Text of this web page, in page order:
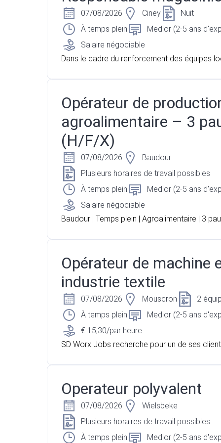
07/08/2026 Ciney
Nuit
À temps plein
Medior (2-5 ans
Salaire négociable
Dans le cadre du renforcement des équipes
un Chef d'Équipe Préparation de Commandes
ment des commandes avant leur expédition.
mpagnez une équipe d'environ 5 préparateurs
andes afin de garantir la qualité des
pect des délais.
Opérateur de
agroalimentaire – 3
(H/F/X)
07/08/2026
Baudour
Plusieurs horaires de travail possibles
À temps plein
Medior (2-5 ans
Salaire négociable
Baudour | Temps plein | Agroalimentaire | 3
ence en production agroalimentaire, en
cherchez un poste technique où vous pouvez
produit depuis sa réception jusqu'à sa
Pour l'un de nos partenaires, acteur majeur du
tier et agroalimentaire situé à Baudour, nous
s un opérateur de production pour renforcer
en charge de la réception et de la
Vous occuperez une fonction polyvalente
le qualité, conduite d'installations, suivi du
Opérateur de machine
industrie textile
07/08/2026 Mouscron
2
À temps plein
Medior (2-5 ans
€ 15,30/par heure
SD Worx Jobs recherche pour un de ses
Operateur polyvalent
07/08/2026
Wielsbeke
Plusieurs horaires de travail possibles
À temps plein
Medior (2-5 ans